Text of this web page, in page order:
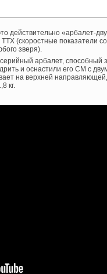
действительно «арбалет-
(скоростные показатели
зверя).
арбалет, способный
и оснастили его СМ с
на верхней
кг.